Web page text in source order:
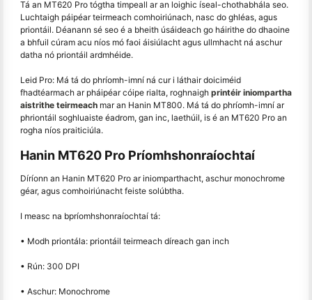
Tá an MT620 Pro tógtha timpeall ar an loighic íseal-chothabhála seo.
Luchtaigh páipéar teirmeach comhoiriúnach, nasc do ghléas, agus
priontáil. Déanann sé seo é a bheith úsáideach go háirithe do dhaoine
a bhfuil cúram acu níos mó faoi áisiúlacht agus ullmhacht ná aschur
datha nó priontáil ardmhéide.
Leid Pro: Má tá do phríomh-imní ná cur i láthair doiciméid
fhadtéarmach ar pháipéar cóipe rialta, roghnaigh printéir iniompartha
aistrithe teirmeach mar an Hanin MT800. Má tá do phríomh-imní ar
phriontáil soghluaiste éadrom, gan inc, laethúil, is é an MT620 Pro an
rogha níos praiticiúla.
Hanin MT620 Pro Príomhshonraíochtaí
Díríonn an Hanin MT620 Pro ar iniomparthacht, aschur monochrome
géar, agus comhoiriúnacht feiste solúbtha.
I measc na bpríomhshonraíochtaí tá:
• Modh priontála: priontáil teirmeach díreach gan inch
• Rún: 300 DPI
• Aschur: Monochrome